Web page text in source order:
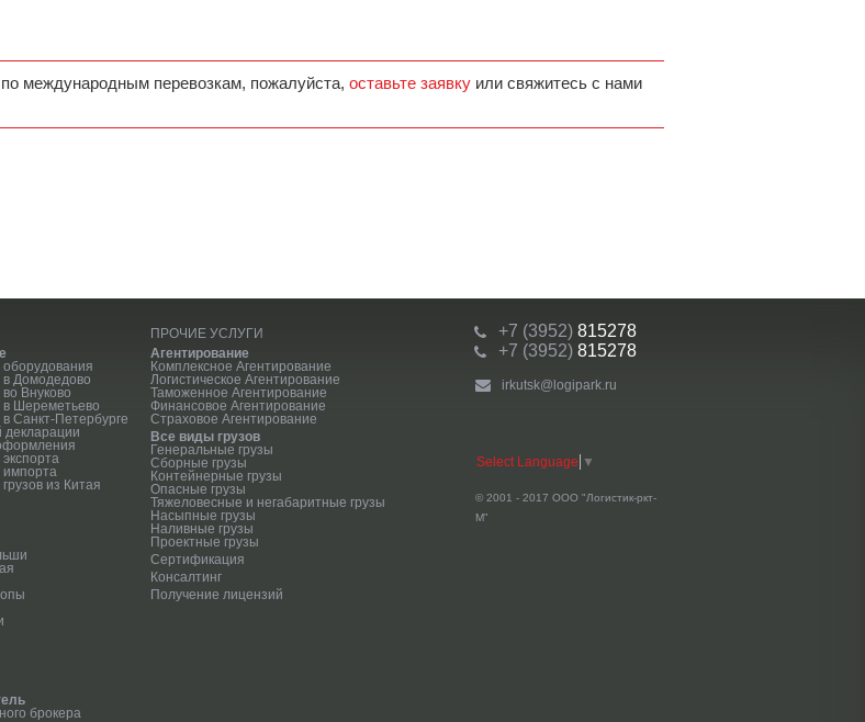
международным перевозкам, пожалуйста, оставьте заявку или свяжитесь с нами
Домодедово
Внуково
Шереметьево
Санкт-Петербурге
из Китая
брокера
ПРОЧИЕ УСЛУГИ
Агентирование
Комплексное Агентирование
Логистическое Агентирование
Таможенное Агентирование
Финансовое Агентирование
Страховое Агентирование
Все виды грузов
Генеральные грузы
Сборные грузы
Контейнерные грузы
Опасные грузы
Тяжеловесные и негабаритные грузы
Насыпные грузы
Наливные грузы
Проектные грузы
Сертификация
Консалтинг
Получение лицензий
+7 (3952) 815278
+7 (3952) 815278
irkutsk@logipark.ru
Select Language ▼
© 2001 - 2017 ООО "Логистик-ркт-
М"